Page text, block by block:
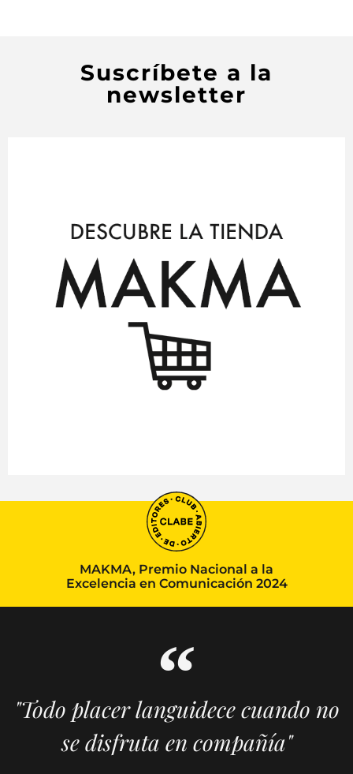
Suscríbete a la
newsletter
MAKMA, Premio Nacional a la
Excelencia en Comunicación 2024
"Todo placer languidece cuando no
se disfruta en compañía"